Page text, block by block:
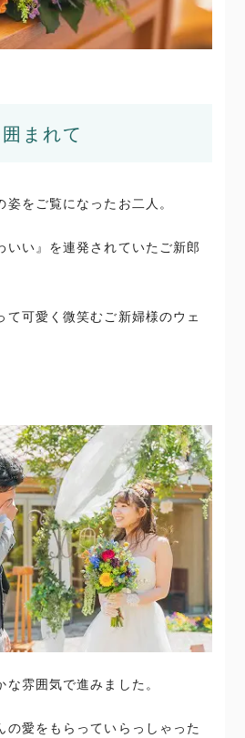
まれて
をご覧になったお二人。
いい』を連発されていたご新郎
て可愛く微笑むご新婦様のウェ
雰囲気で進みました。
の愛をもらっていらっしゃった